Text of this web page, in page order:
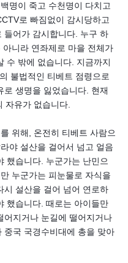
명이 죽고 수천명이 다치고
로 빠짐없이 감시당하고
들어가 감시합니다. 누구 하
니라 연좌제로 마을 전체가
수 밖에 없습니다. 지금까지
불법적인 티베트 점령으로
생명을 잃었습니다. 현재
자유가 없습니다.
위해, 온전히 티베트 사람으
야 설산을 걸어서 넘고 얼음
했습니다. 누군가는 난민으
누군가는 피눈물로 자식을
시 설산을 걸어 넘어 연로하
했습니다. 때로는 아이들만
어지거나 눈길에 떨어지거나
중국 국경수비대에 총을 맞아